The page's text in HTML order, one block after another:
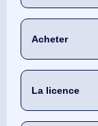
Acheter
La licence